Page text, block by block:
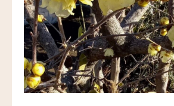
スタッフ紹介
料金
アクセス